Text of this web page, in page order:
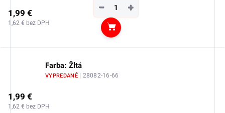
1,99 €
1,62 € bez DPH
+
−
Do košíka
Farba: Žltá
VYPREDANÉ | 28082-16-66
1,99 €
1,62 € bez DPH